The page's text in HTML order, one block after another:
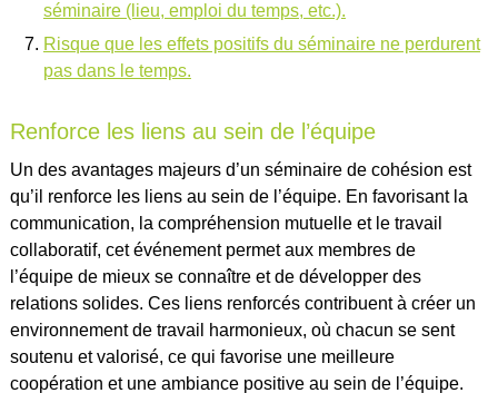
séminaire (lieu, emploi du temps, etc.).
Risque que les effets positifs du séminaire ne perdurent
pas dans le temps.
Renforce les liens au sein de l’équipe
Un des avantages majeurs d’un séminaire de cohésion est
qu’il renforce les liens au sein de l’équipe. En favorisant la
communication, la compréhension mutuelle et le travail
collaboratif, cet événement permet aux membres de
l’équipe de mieux se connaître et de développer des
relations solides. Ces liens renforcés contribuent à créer un
environnement de travail harmonieux, où chacun se sent
soutenu et valorisé, ce qui favorise une meilleure
coopération et une ambiance positive au sein de l’équipe.